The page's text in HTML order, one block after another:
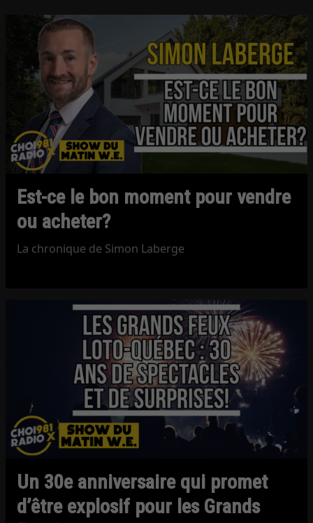
Est-ce le bon moment pour vendre
ou acheter?
La chronique de Simon Laberge
Un 30e anniversaire qui promet
d’être explosif pour les Grands